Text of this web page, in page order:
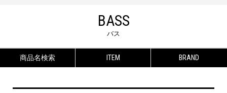
BASS
バス
商品名検索 ITEM BRAND